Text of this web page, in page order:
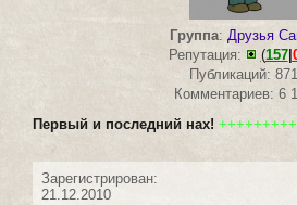
Группа: Друзья
Репутация:
(157|
Публикаций: 871
Комментариев: 6
Первый и последний нах!
Зарегистрирован:
21.12.2010